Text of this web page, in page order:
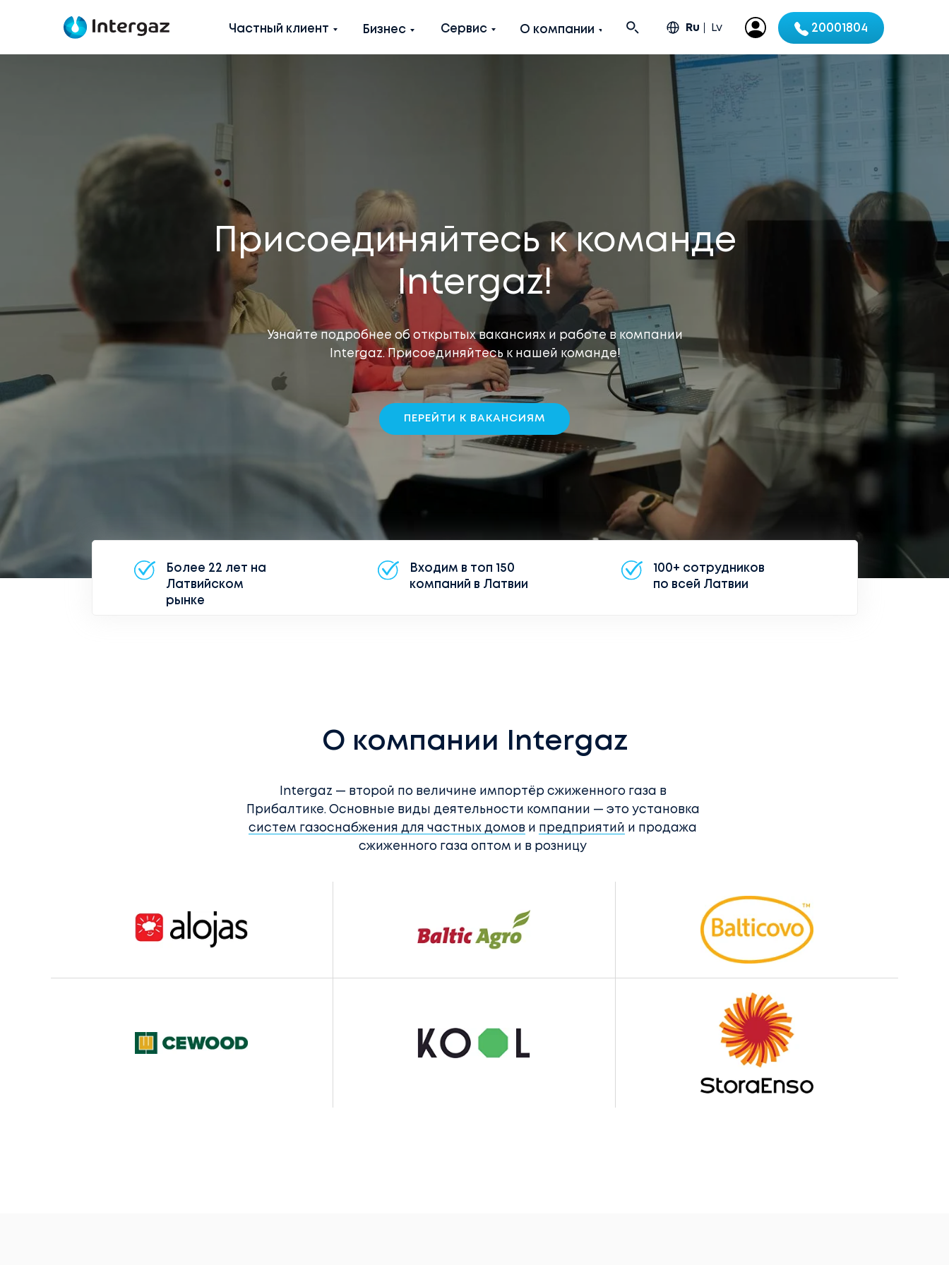
Частный клиент Сервис
Бизнес О компании Ru Lv 20001804
Присоединяйтесь к команде
Intergaz!
Узнайте подробнее об открытых вакансиях и работе в компании
Intergaz. Присоединяйтесь к нашей команде!
ПЕРЕЙТИ К ВАКАНСИЯМ
Более 22 лет на
Латвийском
рынке
Входим в топ 150
компаний в Латвии
100+ сотрудников
по всей Латвии
О компании Intergaz
Intergaz — второй по величине импортёр сжиженного газа в
Прибалтике. Основные виды деятельности компании — это установка
систем газоснабжения для частных домов и предприятий и продажа
сжиженного газа оптом и в розницу